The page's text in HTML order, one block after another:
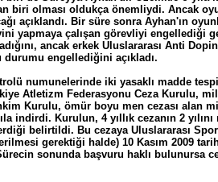
biri olması oldukça önemliydi. Ancak
açıklandı. Bir süre sonra Ayhan'ın
yapmaya çalışan görevliyi engellediği
ancak erkek Uluslararası Anti
engellediğini açıkladı.
numunelerinde iki yasaklı madde
Atletizm Federasyonu Ceza Kurulu,
Kurulu, ömür boyu men cezası alan
indirdi. Kurulun, 4 yıllık cezanın 2
belirtildi. Bu cezaya Uluslararası
gerektiği halde) 10 Kasım 2009
sonunda başvuru haklı bulunursa